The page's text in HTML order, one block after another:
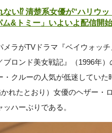
ない⁉︎ 清楚系女優が“ハリウ
&トミー」いよいよ配信開始
ラがTVドラマ『ベイウォッ
ロンド美女戦記』（1996年
クルーの人気が低迷していた
れたとおり）女優のヘザー・
ハーぶりである。